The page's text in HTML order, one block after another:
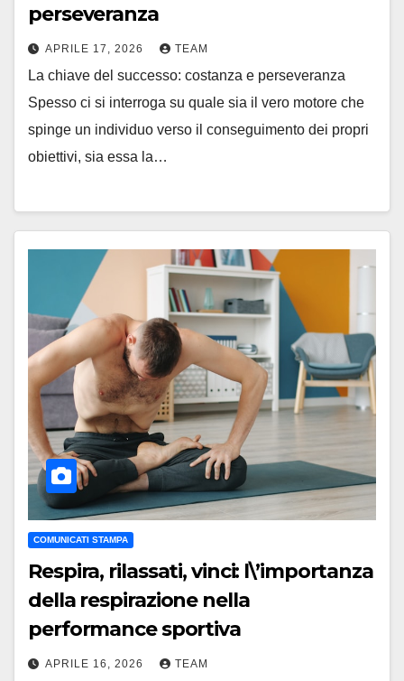
perseveranza
APRILE 17, 2026 TEAM
La chiave del successo: costanza e perseveranza
Spesso ci si interroga su quale sia il vero motore che
spinge un individuo verso il conseguimento dei propri
obiettivi, sia essa la…
COMUNICATI STAMPA
Respira, rilassati, vinci: l\’importanza
della respirazione nella
performance sportiva
APRILE 16, 2026 TEAM